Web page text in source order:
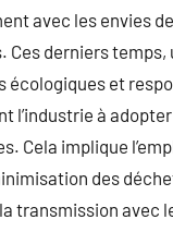
avec les envies
Ces derniers temps,
écologiques et
l’industrie à
Cela implique
des
transmission avec